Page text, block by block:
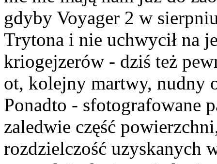
gdyby Voyager 2 w
Trytona i nie uchwycił na
kriogejzerów - dziś też
ot, kolejny martwy, nudny
Ponadto - sfotografowane
zaledwie część
rozdzielczość uzyskanych